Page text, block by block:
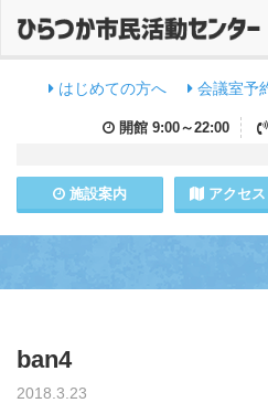
はじめての方へ 会議室予
開館 9:00～22:00
施設案内 アクセス
ban4
2018.3.23